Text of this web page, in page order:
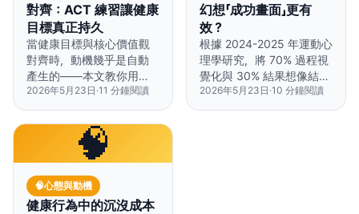
對齊：ACT 練習讓健康
目標真正持久
當健康目標與核心價值觀
對齊時，動機幾乎是自動
產生的——本文教你用
ACT 練習建立這個連結。
2026年5月23日 ·11 分鐘閱讀
幻想「成功畫面」更有
效？
根據 2024-2025 年運動心
理學研究，將 70% 過程視
覺化與 30% 結果想像結
合，是最有效的心智訓練
方法。
2026年5月23日 ·10 分鐘閱讀
🧠
🧠心態與動機
健康行為中的沉沒成本